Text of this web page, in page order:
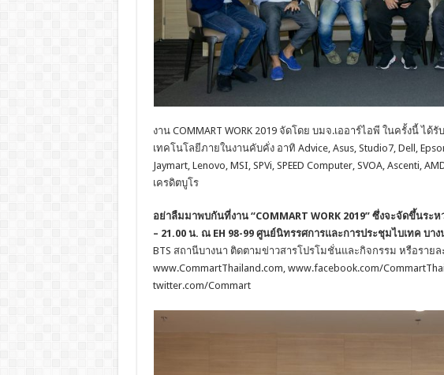
งาน COMMART WORK 2019 จัดโดย บมจ.เออาร์ไอพี ในครั้งนี้ ไ
เทคโนโลยีภายในงานคับคั่ง อาทิ Advice, Asus, Studio7, Dell,
Jaymart, Lenovo, MSI, SPVi, SPEED Computer, SVOA, Ascenti,
เครดิตบูโร
อย่าลืมมาพบกันที่งาน “COMMART WORK 2019” ซึ่งจะจัดขึ้นระ
– 21.00 น. ณ EH 98-99 ศูนย์นิทรรศการและการประชุมไบเทค บาง
BTS สถานีบางนา ติดตามข่าวสารโปรโมชั่นและกิจกรรม หรือรายล
www.CommartThailand.com, www.facebook.com/
twitter.com/Commart